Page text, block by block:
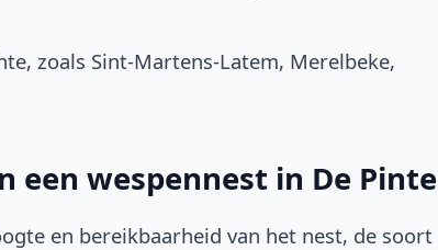
zoals Sint-Martens-Latem, Merelbeke,
een wespennest in De Pinte
en bereikbaarheid van het nest, de soort